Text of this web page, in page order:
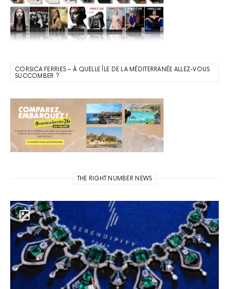
CORSICA FERRIES – À QUELLE ÎLE DE LA MÉDITERRANÉE ALLEZ-VOUS
SUCCOMBER ?
THE RIGHT NUMBER NEWS